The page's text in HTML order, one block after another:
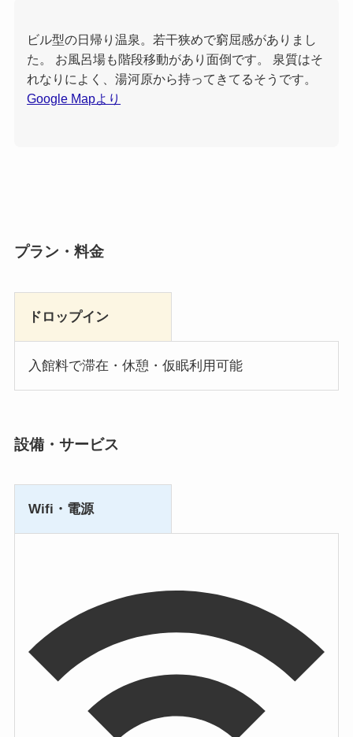
ビル型の日帰り温泉。若干狭めで窮屈感がありまし
た。 お風呂場も階段移動があり面倒です。 泉質はそ
れなりによく、湯河原から持ってきてるそうです。
Google Mapより
プラン・料金
ドロップイン
入館料で滞在・休憩・仮眠利用可能
設備・サービス
Wifi・電源